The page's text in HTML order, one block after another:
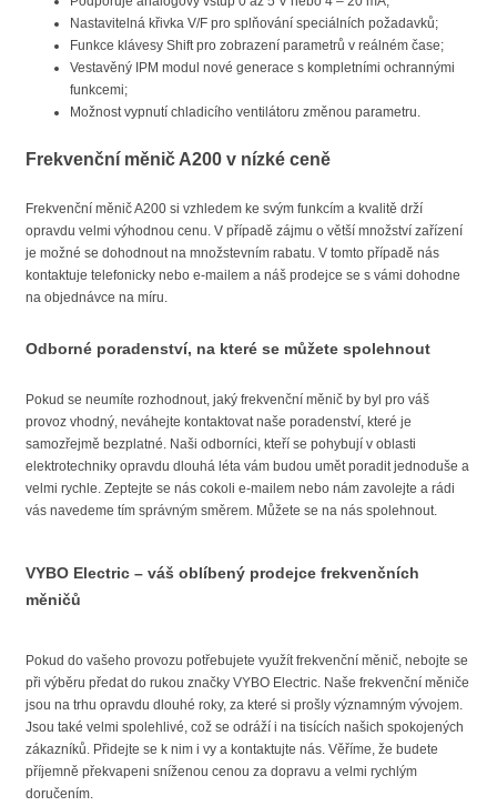
Nastavitelná křivka V/F pro splňování speciálních požadavků;
Funkce klávesy Shift pro zobrazení parametrů v reálném čase;
Vestavěný IPM modul nové generace s kompletními ochrannými
funkcemi;
Možnost vypnutí chladicího ventilátoru změnou parametru.
Frekvenční měnič A200 v nízké ceně
Frekvenční měnič A200 si vzhledem ke svým funkcím a kvalitě drží
opravdu velmi výhodnou cenu. V případě zájmu o větší množství zařízení
je možné se dohodnout na množstevním rabatu. V tomto případě nás
kontaktuje telefonicky nebo e-mailem a náš prodejce se s vámi dohodne
na objednávce na míru.
Odborné poradenství, na které se můžete spolehnout
Pokud se neumíte rozhodnout, jaký frekvenční měnič by byl pro váš
provoz vhodný, neváhejte kontaktovat naše poradenství, které je
samozřejmě bezplatné. Naši odborníci, kteří se pohybují v oblasti
elektrotechniky opravdu dlouhá léta vám budou umět poradit jednoduše a
velmi rychle. Zeptejte se nás cokoli e-mailem nebo nám zavolejte a rádi
vás navedeme tím správným směrem. Můžete se na nás spolehnout.
VYBO Electric – váš oblíbený prodejce frekvenčních
měničů
Pokud do vašeho provozu potřebujete využít frekvenční měnič, nebojte se
při výběru předat do rukou značky VYBO Electric. Naše frekvenční měniče
jsou na trhu opravdu dlouhé roky, za které si prošly významným vývojem.
Jsou také velmi spolehlivé, což se odráží i na tisících našich spokojených
zákazníků. Přidejte se k nim i vy a kontaktujte nás. Věříme, že budete
příjemně překvapeni sníženou cenou za dopravu a velmi rychlým
doručením.